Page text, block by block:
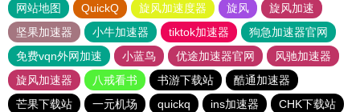
网站地图 QuickQ 旋风加速度器 旋风
旋风加速
坚果加速器
小牛加速器 tiktok加速器
狗急加速器官网
免费vqn外网加速
小蓝鸟 优途加速器官网
风驰加速器
旋风加速器
八戒看书 书游下载站
酷通加速器
芒果下载站
一元机场 quickq ins加速器
CHK下载站